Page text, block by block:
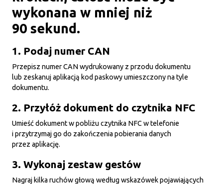
wykonana w mniej niż
90 sekund.
1. Podaj numer CAN
Przepisz numer CAN wydrukowany z przodu dokumentu
lub zeskanuj aplikacją kod paskowy umieszczony na tyle
dokumentu.
2. Przyłóż dokument do czytnika NFC
Umieść dokument w pobliżu czytnika NFC w telefonie
i przytrzymaj go do zakończenia pobierania danych
przez aplikację.
3. Wykonaj zestaw gestów
Nagraj kilka ruchów głową według wskazówek pojawiających